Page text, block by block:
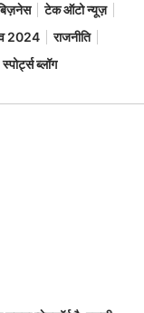
टेक ऑटो न्यूज़
2024
राजनीति
स्पोर्ट्स ब्लॉग